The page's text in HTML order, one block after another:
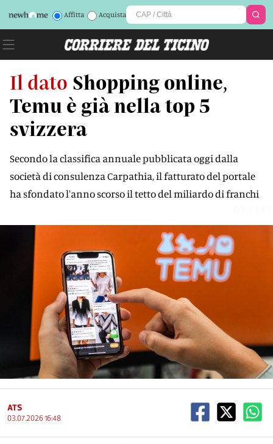
Affitta Acquista
Il dato Shopping online,
Temu è già nella top 5
svizzera
Secondo la classifica annuale pubblicata oggi dalla
società di consulenza Carpathia, il fatturato del portale
ha sfondato l'anno scorso il tetto del miliardo di franchi
ATS
03.07.2026 16:48